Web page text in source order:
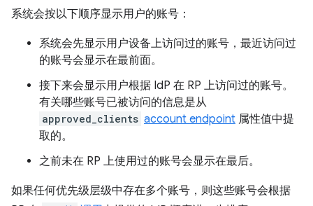
系统会按以下顺序显示用户的账号：
系统会先显示用户设备上访问过的账号，最近访问过
的账号会显示在最前面。
接下来会显示用户根据 IdP 在 RP 上访问过的账号。
有关哪些账号已被访问的信息是从
approved_clients account endpoint 属性值中提
取的。
之前未在 RP 上使用过的账号会显示在最后。
如果任何优先级层级中存在多个账号，则这些账号会根据